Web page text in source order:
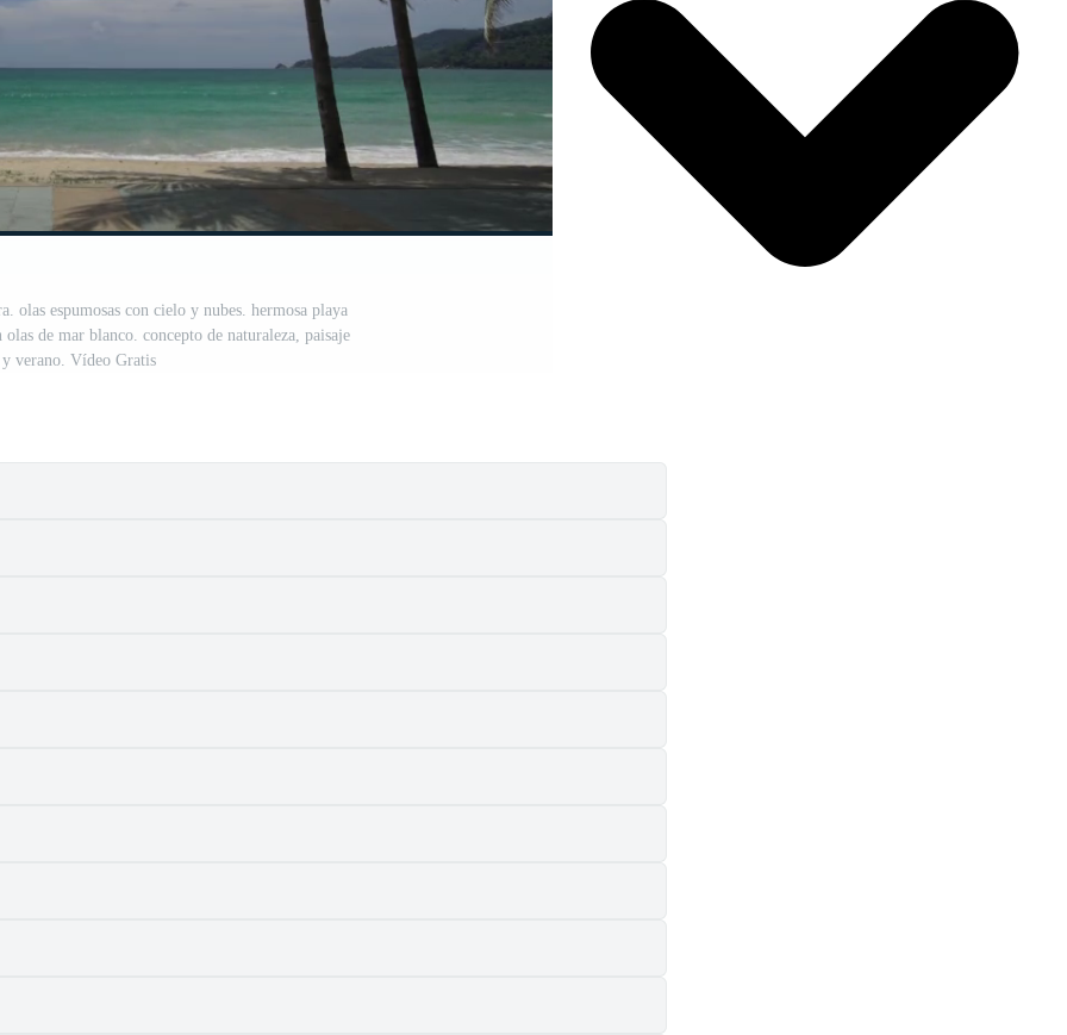
olas espumosas con cielo y nubes. hermosa playa
de mar blanco. concepto de naturaleza, paisaje
verano. Vídeo Gratis